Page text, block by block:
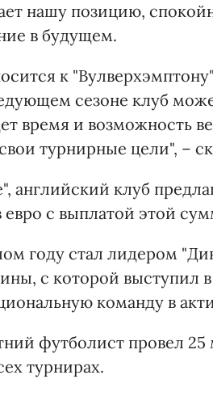
нашу позицию,
в будущем.
к
сезоне клуб
время и возможность
турнирные цели", –
английский клуб
с выплатой этой
году стал лидером
с которой выступил
команду в
футболист провел 25
турнирах.